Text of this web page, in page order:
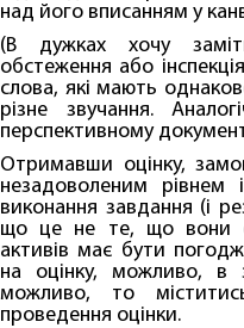
над його вписанням у
(В дужках хочу
обстеження або
слова, які мають
різне звучання.
перспективному
Отримавши оцінку,
незадоволеним рівнем
виконання завдання (і
що це не те, що вони
активів має бути
на оцінку, можливо, в
можливо, то
проведення оцінки.